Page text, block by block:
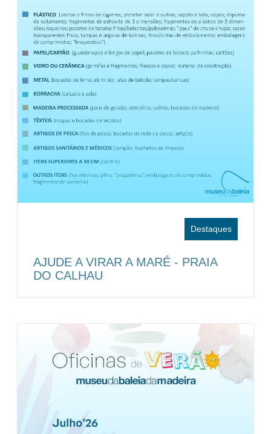
Destaques
AJUDE A VIRAR A MARÉ - PRAIA
DO CALHAU